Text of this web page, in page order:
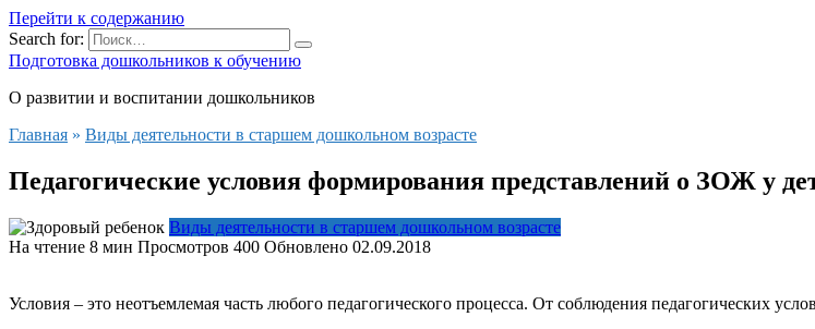
Перейти к содержанию
Search for:
Подготовка дошкольников к обучению
О развитии и воспитании дошкольников
Главная » Виды деятельности в старшем дошкольном возрасте
Педагогические условия формирования представлений о ЗОЖ у
Виды деятельности в старшем дошкольном возрасте
На чтение 8 мин Просмотров 400 Обновлено 02.09.2018
Условия – это неотъемлемая часть любого педагогического процесса. От соблюдения педагогических